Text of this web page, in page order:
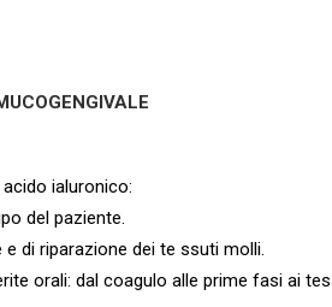
ialuronico:
del paziente.
di riparazione dei te ssuti molli.
orali: dal coagulo alle prime fasi ai